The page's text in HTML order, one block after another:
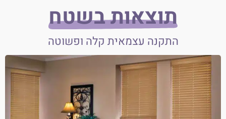
תוצאות בשטח
התקנה עצמאית קלה ופשוטה